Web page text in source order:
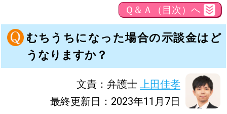
Ｑ＆Ａ（目次）へ
むちうちになった場合の示談金はど
うなりますか？
文責：弁護士
上田佳孝
最終更新日：2023年11月7日